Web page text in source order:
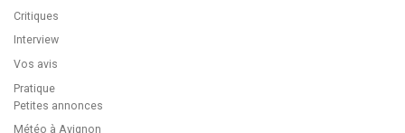
Critiques
Interview
Vos avis
Pratique
Petites annonces
Météo à Avignon